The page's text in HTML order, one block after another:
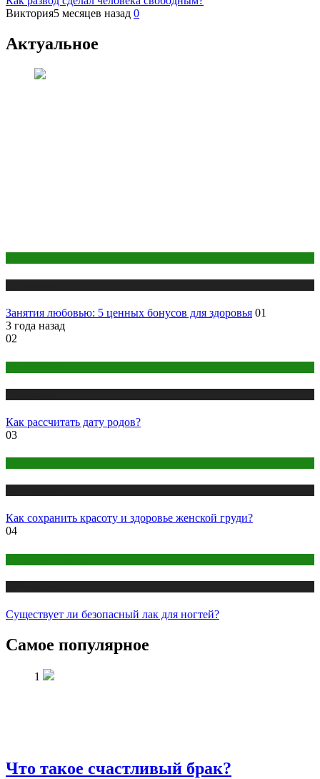
Виктория5 месяцев назад 0
Актуальное
Занятия любовью: 5 ценных бонусов для здоровья 01
3 года назад
02
Как рассчитать дату родов?
03
Как сохранить красоту и здоровье женской груди?
04
Существует ли безопасный лак для ногтей?
Самое популярное
1
Что такое счастливый брак?